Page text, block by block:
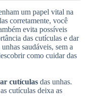
um papel vital na
corretamente, você
evita possíveis
das cutículas e dar
saudáveis, sem a
como cuidar das
cutículas das unhas.
cutículas deixa as